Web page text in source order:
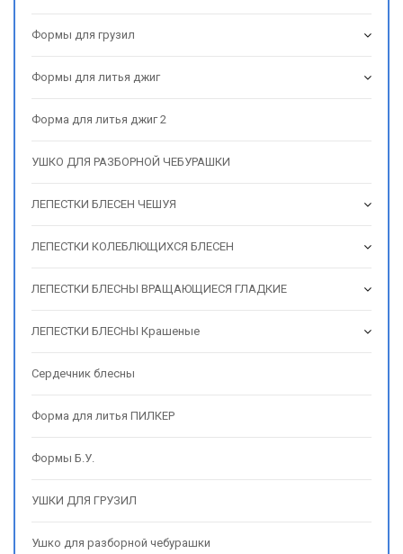
Формы для грузил
Формы для литья джиг
Форма для литья джиг 2
УШКО ДЛЯ РАЗБОРНОЙ ЧЕБУРАШКИ
ЛЕПЕСТКИ БЛЕСЕН ЧЕШУЯ
ЛЕПЕСТКИ КОЛЕБЛЮЩИХСЯ БЛЕСЕН
ЛЕПЕСТКИ БЛЕСНЫ ВРАЩАЮЩИЕСЯ ГЛАДКИЕ
ЛЕПЕСТКИ БЛЕСНЫ Крашеные
Сердечник блесны
Форма для литья ПИЛКЕР
Формы Б.У.
УШКИ ДЛЯ ГРУЗИЛ
Ушко для разборной чебурашки